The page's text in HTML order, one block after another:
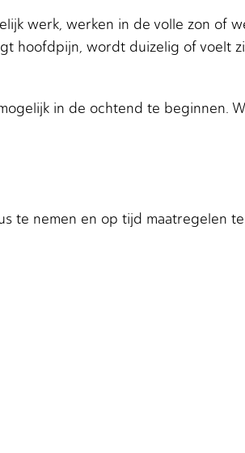
werk, werken in de volle zon of
hoofdpijn, wordt duizelig of voelt
in de ochtend te beginnen.
te nemen en op tijd maatregelen